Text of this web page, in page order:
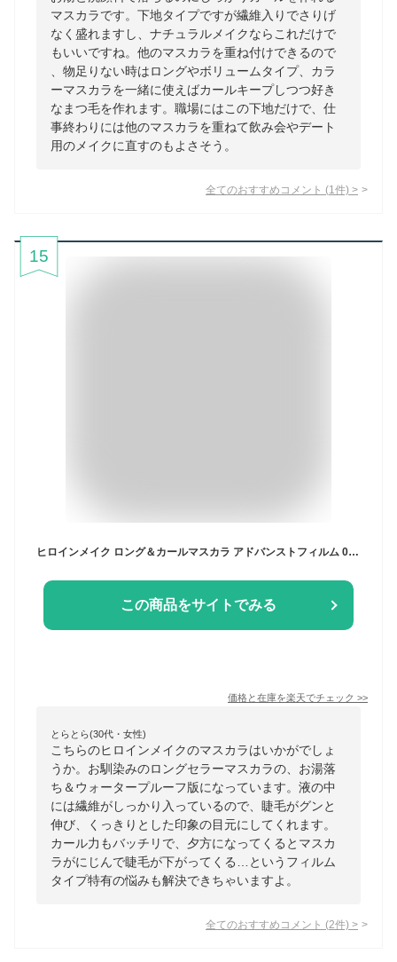
マスカラです。下地タイプですが繊維入りでさりげ
なく盛れますし、ナチュラルメイクならこれだけで
もいいですね。他のマスカラを重ね付けできるので
、物足りない時はロングやボリュームタイプ、カラ
ーマスカラを一緒に使えばカールキープしつつ好き
なまつ毛を作れます。職場にはこの下地だけで、仕
事終わりには他のマスカラを重ねて飲み会やデート
用のメイクに直すのもよさそう。
全てのおすすめコメント (1 件) >
15
ヒロインメイク ロング＆カールマスカラ アドバンストフィルム 01漆黒ブラック 6g マスカラ アットコスメ 正規品
この商品をサイトでみる
価格と在庫を楽天でチェック >>
とらとら(30代・女性)
こちらのヒロインメイクのマスカラはいかがでしょ
うか。お馴染みのロングセラーマスカラの、お湯落
ち＆ウォータープルーフ版になっています。液の中
には繊維がしっかり入っているので、睫毛がグンと
伸び、くっきりとした印象の目元にしてくれます。
カール力もバッチリで、夕方になってくるとマスカ
ラがにじんで睫毛が下がってくる…というフィルム
タイプ特有の悩みも解決できちゃいますよ。
全てのおすすめコメント (2件) >